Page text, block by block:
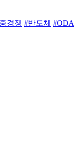
경쟁 #반도체 #ODA